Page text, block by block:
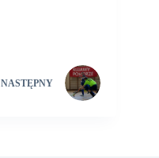
NASTĘPNY